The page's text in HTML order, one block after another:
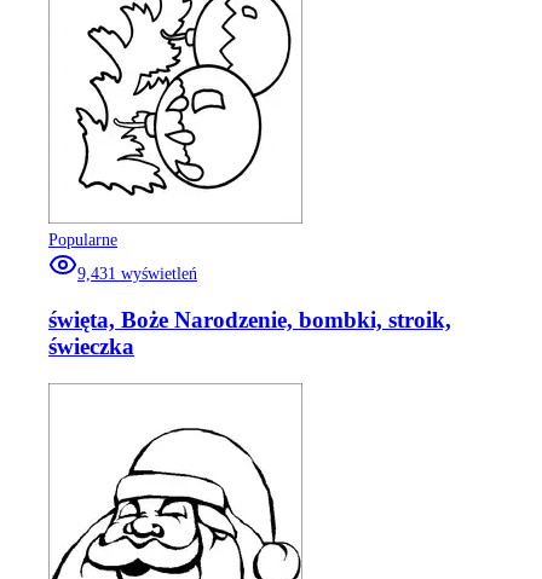
Popularne
9,431 wyświetleń
święta, Boże Narodzenie, bombki, stroik,
świeczka